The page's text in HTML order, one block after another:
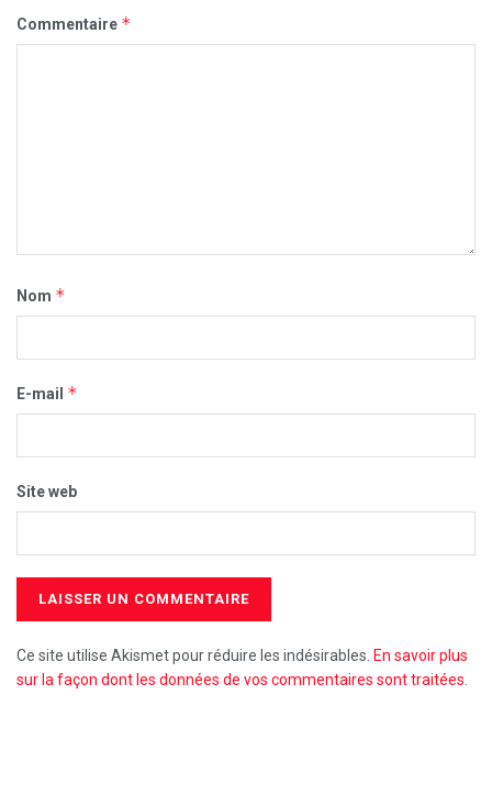
Commentaire *
Nom *
E-mail *
Site web
Ce site utilise Akismet pour réduire les indésirables. En savoir plus
sur la façon dont les données de vos commentaires sont traitées